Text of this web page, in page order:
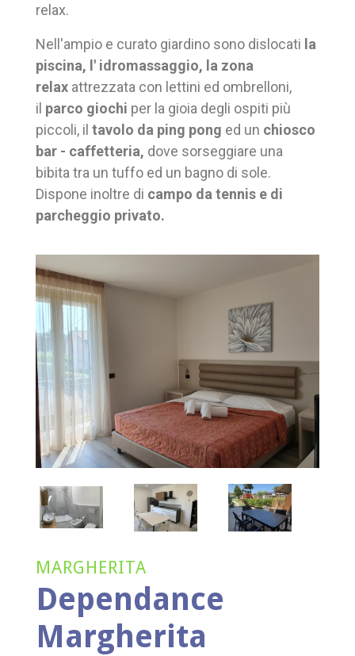
relax.
Nell'ampio e curato giardino sono dislocati la
piscina, l' idromassaggio, la zona
relax attrezzata con lettini ed ombrelloni,
il parco giochi per la gioia degli ospiti più
piccoli, il tavolo da ping pong ed un chiosco
bar - caffetteria, dove sorseggiare una
bibita tra un tuffo ed un bagno di sole.
Dispone inoltre di campo da tennis e di
parcheggio privato.
Dependance
Margherita
MARGHERITA